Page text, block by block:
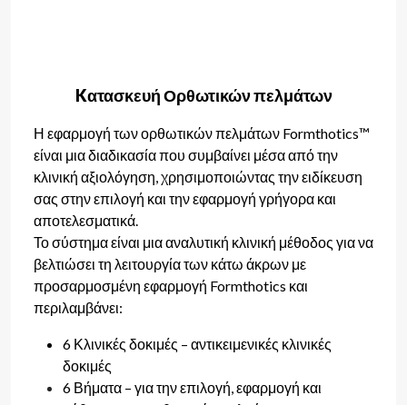
Kατασκευή Ορθωτικών πελμάτων
Η εφαρμογή των ορθωτικών πελμάτων Formthotics™
είναι μια διαδικασία που συμβαίνει μέσα από την
κλινική αξιολόγηση, χρησιμοποιώντας την ειδίκευση
σας στην επιλογή και την εφαρμογή γρήγορα και
αποτελεσματικά.
Το σύστημα είναι μια αναλυτική κλινική μέθοδος για να
βελτιώσει τη λειτουργία των κάτω άκρων με
προσαρμοσμένη εφαρμογή Formthotics και
περιλαμβάνει:
6 Κλινικές δοκιμές – αντικειμενικές κλινικές
δοκιμές
6 Βήματα – για την επιλογή, εφαρμογή και